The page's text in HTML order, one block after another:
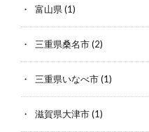
富山県(1)
三重県桑名市(2)
三重県いなべ市(1)
滋賀県大津市(1)